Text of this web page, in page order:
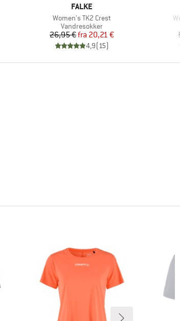
MÆRKE
FALKE
Artikel
Women's TK2 Crest
Produktgruppe
Vandresokker
Pris
26,95 € Nedsat pris
fra 20,21 €
4,9(15)